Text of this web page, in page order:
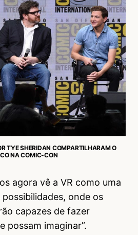
TYE SHERIDAN COMPARTILHARAM O
NA COMIC-CON
agora vê a VR como uma
onde os
capazes de fazer
possam imaginar”.